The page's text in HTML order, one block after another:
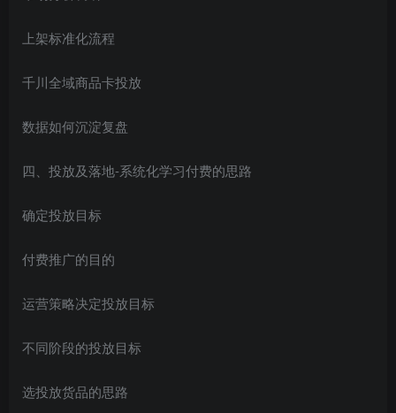
上架标准化流程
千川全域商品卡投放
数据如何沉淀复盘
四、投放及落地-系统化学习付费的思路
确定投放目标
付费推广的目的
运营策略决定投放目标
不同阶段的投放目标
选投放货品的思路